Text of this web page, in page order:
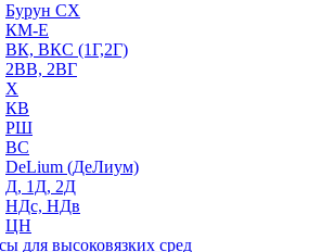
Бурун СХ
КМ-Е
ВК, ВКС (1Г,2Г)
2ВВ, 2ВГ
Х
КВ
РШ
ВС
DeLium (ДеЛиум)
Д, 1Д, 2Д
НДс, НДв
ЦН
для высоковязких сред